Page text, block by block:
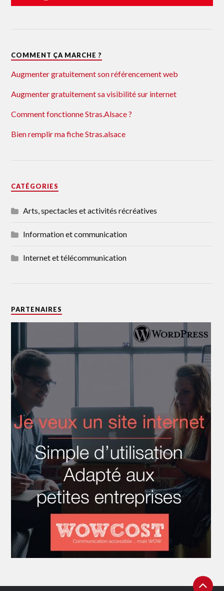
COMMENT ÇA MARCHE ?
Augmenter gratuitement son référencement web
Augmenter gratuitement sa visibilité sur internet
Comment fonctionne Stras.Alsace ?
Bien remplir ma fiche Stras.alsace
CATÉGORIES
Arts, spectacles et activités récréatives
Information et communication
Internet et télécommunication
PARTENAIRES